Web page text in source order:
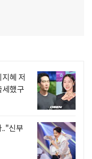
혜 저
세했구
.."신부